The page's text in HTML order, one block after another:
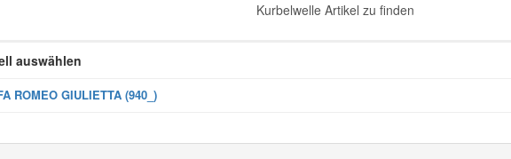
Kurbelwelle Artikel zu finden
auswählen
ROMEO GIULIETTA (940_)